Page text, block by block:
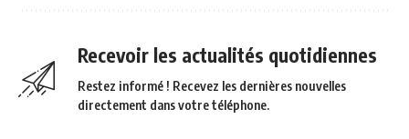
Recevoir les actualités quotidiennes
Restez informé ! Recevez les dernières nouvelles
directement dans votre téléphone.